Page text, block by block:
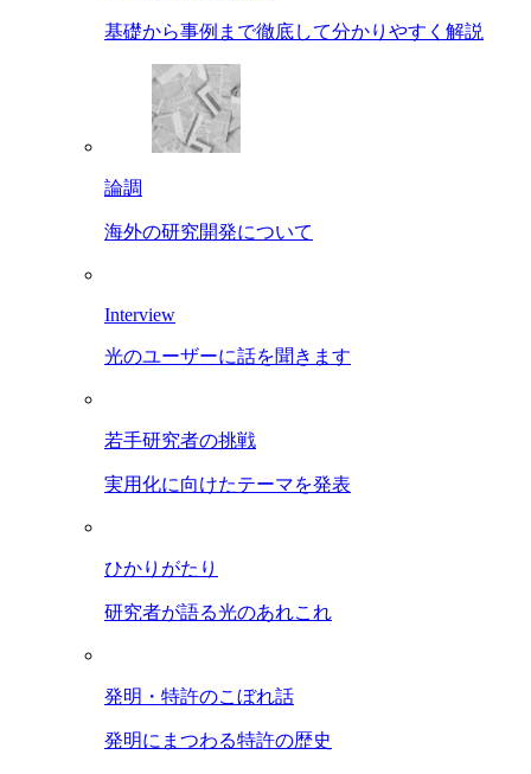
基礎から事例まで徹底して分かりやすく解説
論調
海外の研究開発について
Interview
光のユーザーに話を聞きます
若手研究者の挑戦
実用化に向けたテーマを発表
ひかりがたり
研究者が語る光のあれこれ
発明・特許のこぼれ話
発明にまつわる特許の歴史